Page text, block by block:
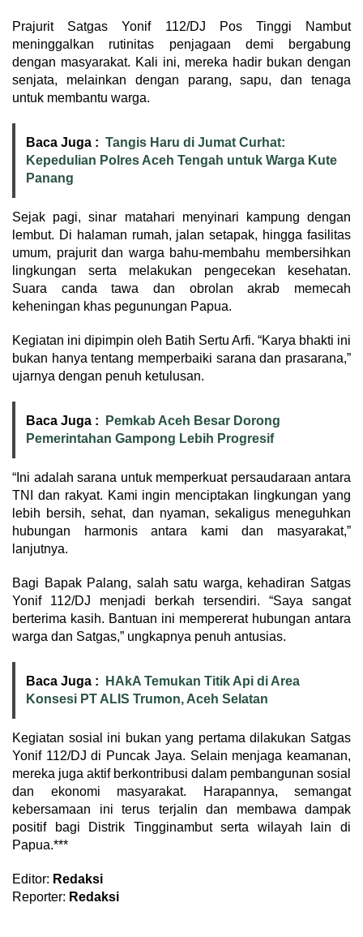
Prajurit Satgas Yonif 112/DJ Pos Tinggi Nambut
meninggalkan rutinitas penjagaan demi bergabung
dengan masyarakat. Kali ini, mereka hadir bukan dengan
senjata, melainkan dengan parang, sapu, dan tenaga
untuk membantu warga.
Baca Juga : Tangis Haru di Jumat Curhat:
Kepedulian Polres Aceh Tengah untuk Warga Kute
Panang
Sejak pagi, sinar matahari menyinari kampung dengan
lembut. Di halaman rumah, jalan setapak, hingga fasilitas
umum, prajurit dan warga bahu-membahu membersihkan
lingkungan serta melakukan pengecekan kesehatan.
Suara canda tawa dan obrolan akrab memecah
keheningan khas pegunungan Papua.
Kegiatan ini dipimpin oleh Batih Sertu Arfi. “Karya bhakti ini
bukan hanya tentang memperbaiki sarana dan prasarana,”
ujarnya dengan penuh ketulusan.
Baca Juga :
Pemkab Aceh Besar Dorong
Pemerintahan Gampong Lebih Progresif
“Ini adalah sarana untuk memperkuat persaudaraan antara
TNI dan rakyat. Kami ingin menciptakan lingkungan yang
lebih bersih, sehat, dan nyaman, sekaligus meneguhkan
hubungan harmonis antara kami dan masyarakat,”
lanjutnya.
Bagi Bapak Palang, salah satu warga, kehadiran Satgas
Yonif 112/DJ menjadi berkah tersendiri. “Saya sangat
berterima kasih. Bantuan ini mempererat hubungan antara
warga dan Satgas,” ungkapnya penuh antusias.
Baca Juga :
HAkA Temukan Titik Api di Area
Konsesi PT ALIS Trumon, Aceh Selatan
Kegiatan sosial ini bukan yang pertama dilakukan Satgas
Yonif 112/DJ di Puncak Jaya. Selain menjaga keamanan,
mereka juga aktif berkontribusi dalam pembangunan sosial
dan ekonomi masyarakat. Harapannya, semangat
kebersamaan ini terus terjalin dan membawa dampak
positif bagi Distrik Tingginambut serta wilayah lain di
Papua.***
Editor: Redaksi
Reporter: Redaksi